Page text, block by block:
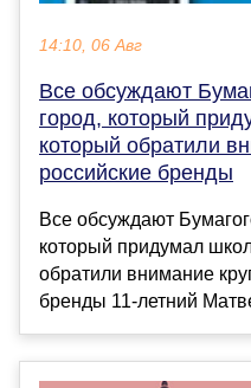
14:10, 06 Авг
Все обсуждают
город, который
который обратили
российские бренды
Все обсуждают
который придумал
обратили внимание
бренды 11-летний